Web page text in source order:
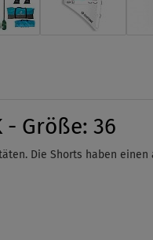
- Größe: 36
Die Shorts haben